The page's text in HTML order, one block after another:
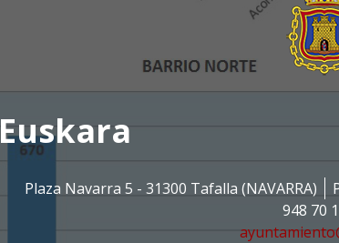
Euskara
Plaza Navarra 5 - 31300 Tafalla (NAVARRA)
948 70